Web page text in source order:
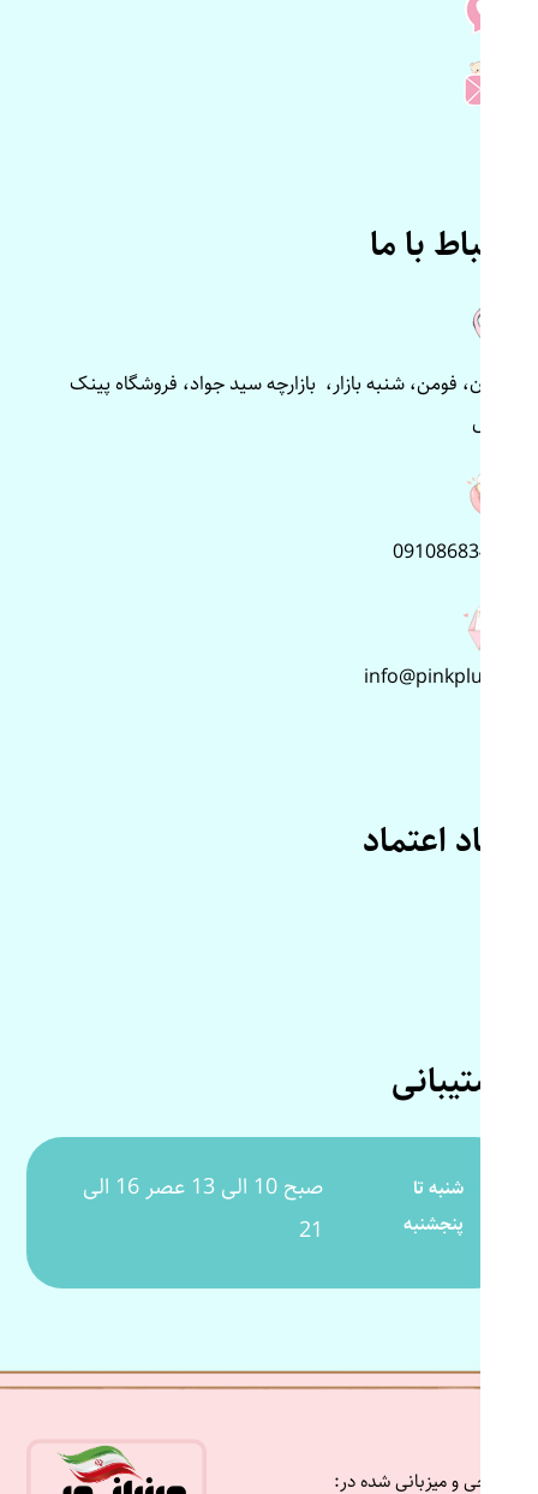
ارتباط با ما
گیلان، فومن، شنبه بازار، بازارچه سید جواد، فروشگاه پینک
پلاس
09108683499
info@pinkplus.ir
نماد اعتماد
پشتیبانی
شنبه تا
پنجشنبه
صبح 10 الی 13 عصر 16 الی
21
طراحی و میزبانی شده در: